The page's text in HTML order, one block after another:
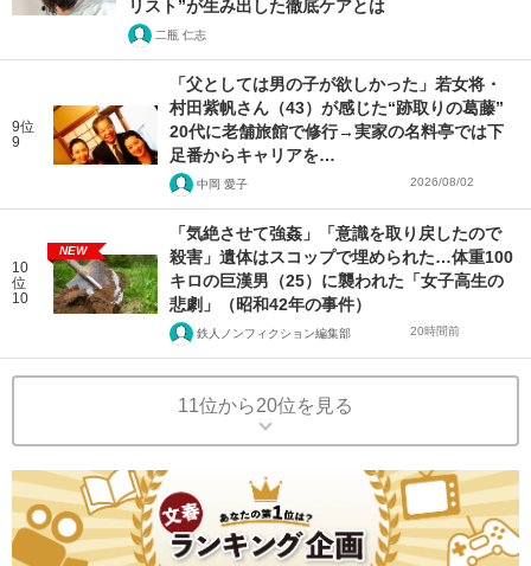
リスト”が生み出した徹底ケアとは
二瓶 仁志
9位
9
「父としては男の子が欲しかった」若女将・
村田紫帆さん（43）が感じた“跡取りの葛藤”
20代に老舗旅館で修行→実家の名料亭では下
足番からキャリアを…
中岡 愛子 2026/08/02
10
位
10
NEW
「気絶させて強姦」「意識を取り戻したので
殺害」遺体はスコップで埋められた…体重100
キロの巨漢男（25）に襲われた「女子高生の
悲劇」（昭和42年の事件）
鉄人ノンフィクション編集部 20時間前
11位から20位を見る